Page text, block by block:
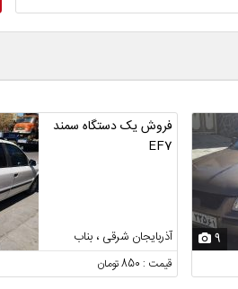
9
فروش یک دستگاه سمند
EF7
آذربایجان شرقی ، بناب
قیمت : 850 تومان